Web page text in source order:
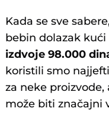
Kada se sve
bebin dolazak
izdvoje 98.000
koristili smo
za neke
može biti značajni